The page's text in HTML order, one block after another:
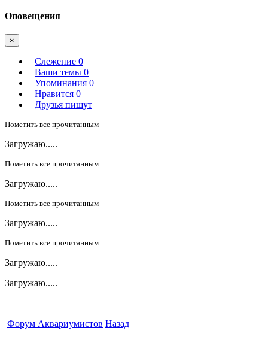
Оповещения
×
Слежение 0
Ваши темы 0
Упоминания 0
Нравится 0
Друзья пишут
Пометить все прочитанным
Загружаю.....
Пометить все прочитанным
Загружаю.....
Пометить все прочитанным
Загружаю.....
Пометить все прочитанным
Загружаю.....
Загружаю.....
Форум Аквариумистов Назад